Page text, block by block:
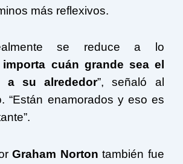
más reflexivos.
se reduce a lo
cuán grande sea el
a su alrededor”, señaló al
“Están enamorados y eso es
Graham Norton también fue